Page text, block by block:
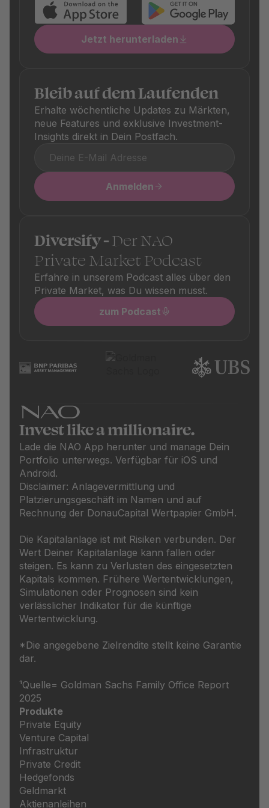
Jetzt herunterladen
Bleib auf dem Laufenden
Erhalte wöchentliche Updates zu Märkten,
neue Features und exklusive Investment-
Insights direkt in Dein Postfach.
Anmelden
Diversify -Der NAO
Private Market Podcast
Erfahre in unserem Podcast alles über den
Private Market, was Du wissen musst.
zum Podcast
Invest like a millionaire.
Lade die NAO App herunter und manage Dein
Portfolio unterwegs. Verfügbar für iOS und
Android.
Disclaimer: Anlagevermittlung und
Platzierungsgeschäft im Namen und auf
Rechnung der DonauCapital Wertpapier GmbH.
Die Kapitalanlage ist mit Risiken verbunden. Der
Wert Deiner Kapitalanlage kann fallen oder
steigen. Es kann zu Verlusten des eingesetzten
Kapitals kommen. Frühere Wertentwicklungen,
Simulationen oder Prognosen sind kein
verlässlicher Indikator für die künftige
Wertentwicklung.
*Die angegebene Zielrendite stellt keine Garantie
dar.
¹Quelle= Goldman Sachs Family Office Report
2025
Produkte
Private Equity
Venture Capital
Infrastruktur
Private Credit
Hedgefonds
Geldmarkt
Aktienanleihen